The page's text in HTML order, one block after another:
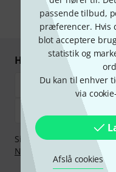
passende tilbud,
præferencer. Hvis
blot acceptere
statistik og
Du kan til enhver
via
Afslå cookies
*
Handl og betal
Sikker betaling med
Nu
Klarna betaling i rater